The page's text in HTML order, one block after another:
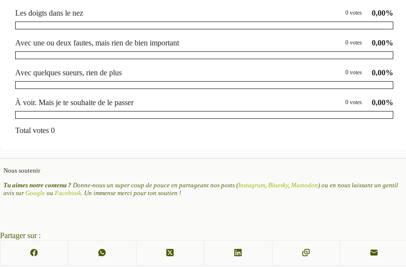
Les doigts dans le nez 0 votes 0,00%
Avec une ou deux fautes, mais rien de bien important 0 votes 0,00%
Avec quelques sueurs, rien de plus 0 votes 0,00%
À voir. Mais je te souhaite de le passer 0 votes 0,00%
Total votes 0
Nous soutenir
Tu aimes notre contenu ? Donne-nous un super coup de pouce en partageant nos posts (Instagram,Bluesky,Mastodon) ou en nous laissant un gentil
avis surGoogle ouFacebook. Un immense merci pour ton soutien !
Partager sur :